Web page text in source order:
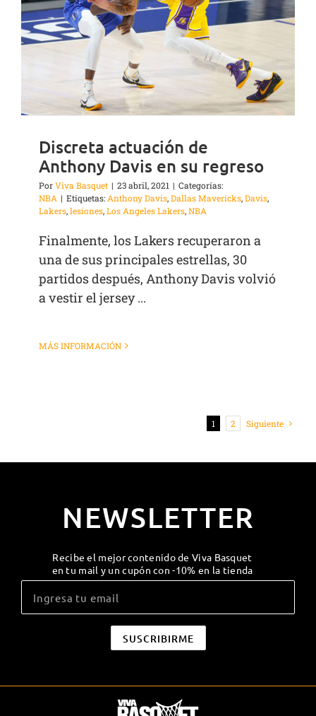
Discreta actuación de
Anthony Davis en su regreso
PorViva Basquet | 23 abril, 2021 | Categorías:
NBA | Etiquetas: Anthony Davis,Dallas Mavericks,Davis,
Lakers,lesiones,Los Angeles Lakers,NBA
Finalmente, los Lakers recuperaron a
una de sus principales estrellas, 30
partidos después, Anthony Davis volvió
a vestir el jersey ...
MÁS INFORMACIÓN
1 2 Siguiente
NEWSLETTER
Recibe el mejor contenido de Viva Basquet
en tu mail y un cupón con -10% en la tienda